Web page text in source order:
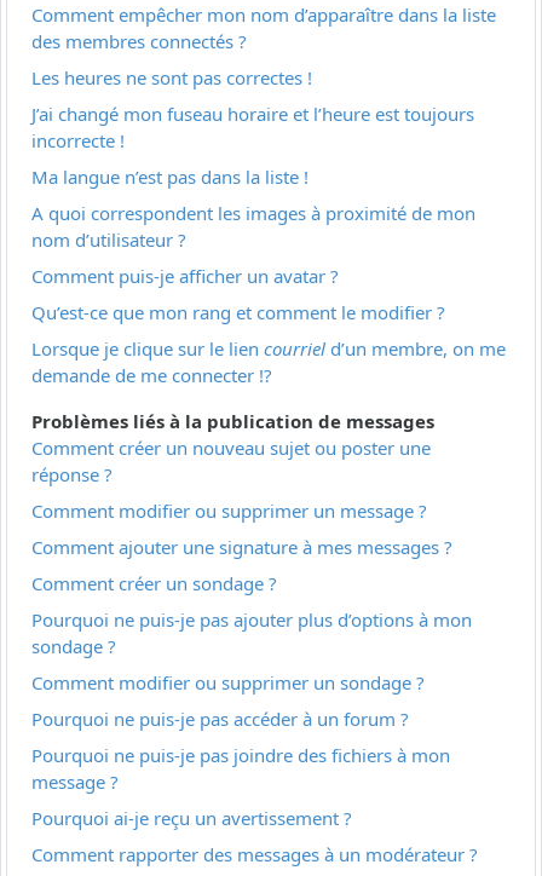
Comment empêcher mon nom d’apparaître dans la liste
des membres connectés ?
Les heures ne sont pas correctes !
J’ai changé mon fuseau horaire et l’heure est toujours
incorrecte !
Ma langue n’est pas dans la liste !
A quoi correspondent les images à proximité de mon
nom d’utilisateur ?
Comment puis-je afficher un avatar ?
Qu’est-ce que mon rang et comment le modifier ?
Lorsque je clique sur le lien courriel d’un membre, on me
demande de me connecter !?
Problèmes liés à la publication de messages
Comment créer un nouveau sujet ou poster une
réponse ?
Comment modifier ou supprimer un message ?
Comment ajouter une signature à mes messages ?
Comment créer un sondage ?
Pourquoi ne puis-je pas ajouter plus d’options à mon
sondage ?
Comment modifier ou supprimer un sondage ?
Pourquoi ne puis-je pas accéder à un forum ?
Pourquoi ne puis-je pas joindre des fichiers à mon
message ?
Pourquoi ai-je reçu un avertissement ?
Comment rapporter des messages à un modérateur ?